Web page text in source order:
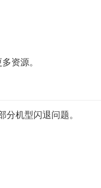
资源。
机型闪退问题。